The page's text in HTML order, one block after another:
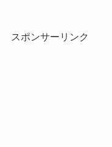
スポンサーリンク